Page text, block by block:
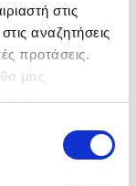
στις
αναζητήσεις
προτάσεις.
θα μας
με την
σχετικά με